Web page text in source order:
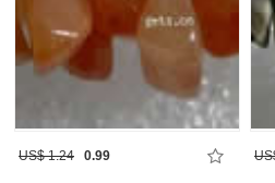
US$ 1.24 0.99